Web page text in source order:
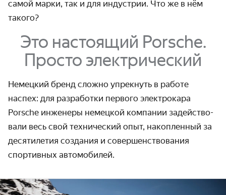
самой марки, так и для индустрии. Что же в нём
такого?
Это настоящий Porsche.
Просто электрический
Немецкий бренд сложно упрекнуть в работе
наспех: для разработки первого электрокара
Porsche инженеры немецкой компании задейство­
вали весь свой технический опыт, накопленный за
десятилетия создания и совершен­ствования
спортивных автомобилей.